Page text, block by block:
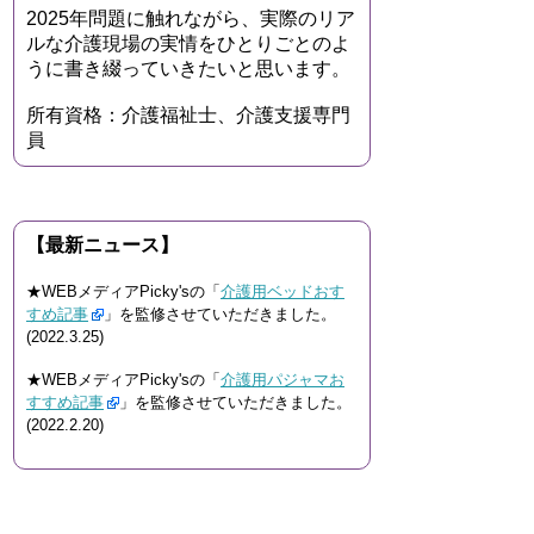
2025年問題に触れながら、実際のリア
ルな介護現場の実情をひとりごとのよ
うに書き綴っていきたいと思います。
所有資格：介護福祉士、介護支援専門
員
【最新ニュース】
★WEBメディアPicky'sの「 介護用ベッドおす
すめ記事
」を監修させていただきました。
(2022.3.25)
★WEBメディアPicky'sの「 介護用パジャマお
すすめ記事
」を監修させていただきました。
(2022.2.20)